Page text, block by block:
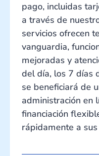
pago, incluidas
a través de
servicios ofrecen
vanguardia,
mejoradas y
del día, los 7 días
se beneficiará de
administración en
financiación
rápidamente a